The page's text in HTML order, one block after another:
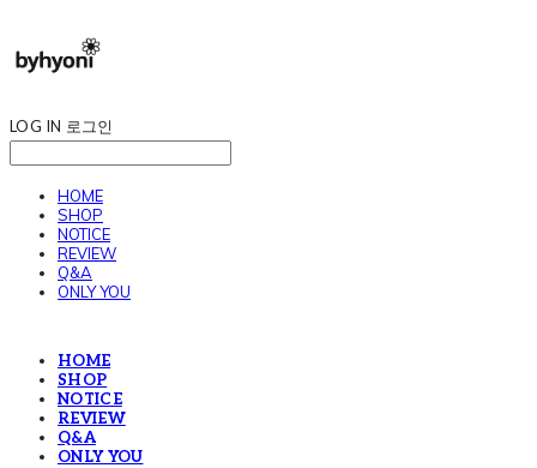
LOG IN 로그인
HOME
SHOP
NOTICE
REVIEW
Q&A
ONLY YOU
HOME
SHOP
NOTICE
REVIEW
Q&A
ONLY YOU